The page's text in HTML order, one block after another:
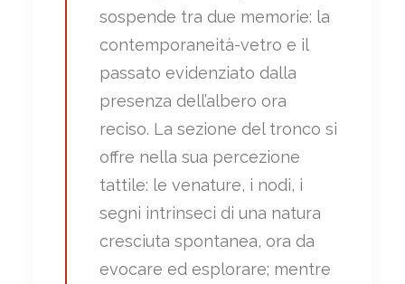
sospende tra due memorie: la
contemporaneità-vetro e il
passato evidenziato dalla
presenza dell’albero ora
reciso. La sezione del tronco si
offre nella sua percezione
tattile: le venature, i nodi, i
segni intrinseci di una natura
cresciuta spontanea, ora da
evocare ed esplorare; mentre